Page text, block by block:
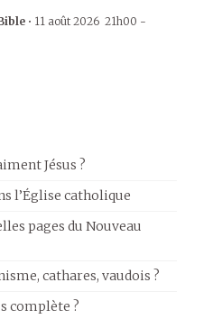
• 11 août 2026 21h00 -
Jésus ?
l’Église catholique
pages du Nouveau
cathares, vaudois ?
complète ?